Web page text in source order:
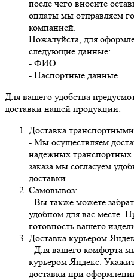
после чего вносите
оплаты мы отправляем
компанией.
Пожалуйста, для
следующие данные:
- ФИО
- Паспортные данные
Для вашего удобства
доставки нашей продукции:
Доставка
- Мы осуществляем
надежных
заказа мы согласуем
доставки.
Самовывоз:
- Вы также можете
удобном для вас месте.
готовность вашего
Доставка курьером
- Для вашего комфорта
курьером Яндекс.
доставки при